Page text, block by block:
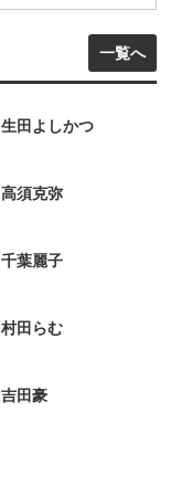
一覧へ
生田よしかつ
高須克弥
千葉麗子
村田らむ
吉田豪